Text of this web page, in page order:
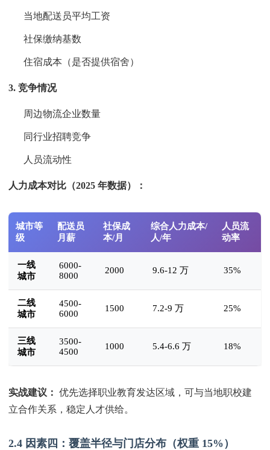
当地配送员平均工资
社保缴纳基数
住宿成本（是否提供宿舍）
3. 竞争情况
周边物流企业数量
同行业招聘竞争
人员流动性
人力成本对比（2025 年数据）：
城市等
级
配送员
月薪
社保成
本/月
综合人力成本/
人/年
人员流
动率
一线
城市
6000-
8000
2000 9.6-12 万 35%
二线
城市
4500-
6000
1500 7.2-9 万 25%
三线
城市
3500-
4500
1000 5.4-6.6 万 18%
实战建议： 优先选择职业教育发达区域，可与当地职校建
立合作关系，稳定人才供给。
2.4 因素四：覆盖半径与门店分布（权重 15%）